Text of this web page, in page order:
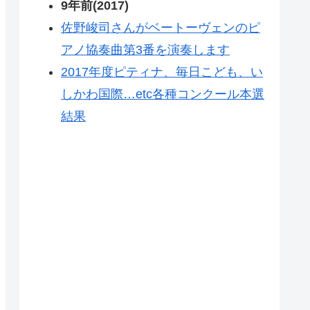
9年前(2017)
佐野峻司さんがベートーヴェンのピ
アノ協奏曲第3番を演奏します
2017年度ピティナ、毎日こども、い
しかわ国際…etc各種コンクール本選
結果